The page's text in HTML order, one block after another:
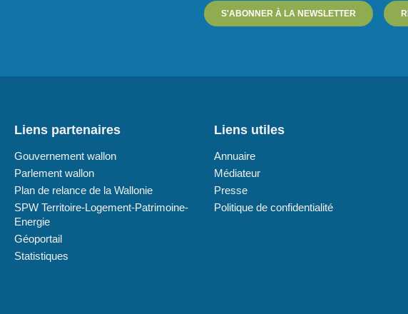
S'ABONNER À LA NEWSLETTER
Liens partenaires
Gouvernement wallon
Parlement wallon
Plan de relance de la Wallonie
SPW Territoire-Logement-Patrimoine-
Energie
Géoportail
Statistiques
Liens utiles
Annuaire
Médiateur
Presse
Politique de confidentialité